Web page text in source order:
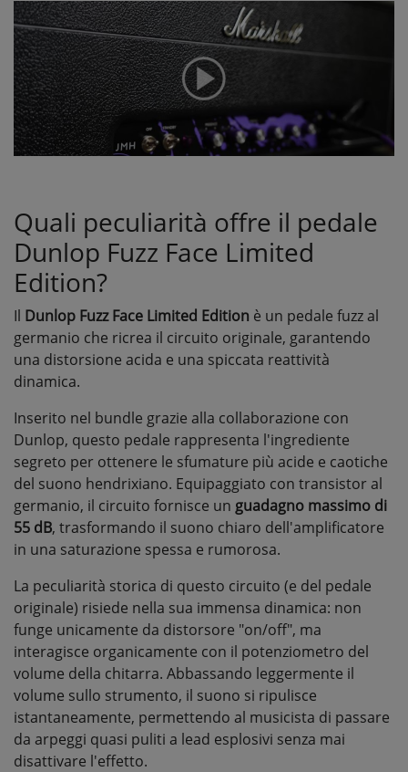
Quali peculiarità offre il pedale
Dunlop Fuzz Face Limited
Edition?
Il Dunlop Fuzz Face Limited Edition è un pedale fuzz al
germanio che ricrea il circuito originale, garantendo
una distorsione acida e una spiccata reattività
dinamica.
Inserito nel bundle grazie alla collaborazione con
Dunlop, questo pedale rappresenta l'ingrediente
segreto per ottenere le sfumature più acide e caotiche
del suono hendrixiano. Equipaggiato con transistor al
germanio, il circuito fornisce un guadagno massimo di
55 dB, trasformando il suono chiaro dell'amplificatore
in una saturazione spessa e rumorosa.
La peculiarità storica di questo circuito (e del pedale
originale) risiede nella sua immensa dinamica: non
funge unicamente da distorsore "on/off", ma
interagisce organicamente con il potenziometro del
volume della chitarra. Abbassando leggermente il
volume sullo strumento, il suono si ripulisce
istantaneamente, permettendo al musicista di passare
da arpeggi quasi puliti a lead esplosivi senza mai
disattivare l'effetto.